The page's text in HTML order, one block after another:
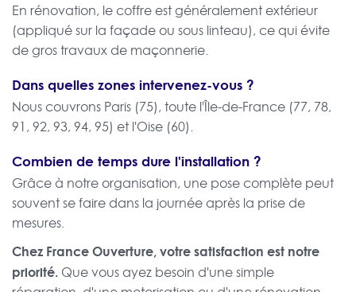
En rénovation, le coffre est généralement extérieur
(appliqué sur la façade ou sous linteau), ce qui évite
de gros travaux de maçonnerie.
Dans quelles zones intervenez-vous ?
Nous couvrons Paris (75), toute l'Île-de-France (77, 78,
91, 92, 93, 94, 95) et l'Oise (60).
Combien de temps dure l'installation ?
Grâce à notre organisation, une pose complète peut
souvent se faire dans la journée après la prise de
mesures.
Chez France Ouverture, votre satisfaction est notre
priorité. Que vous ayez besoin d'une simple